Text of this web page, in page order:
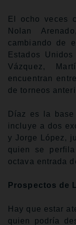
El ocho veces
Nolan
cambiando de
Estados
Vázquez,
encuentran
de torneos
Díaz es la
incluye a dos
y Jorge López,
quien se
octava entrada
Prospectos de
Hay que estar
quien podría